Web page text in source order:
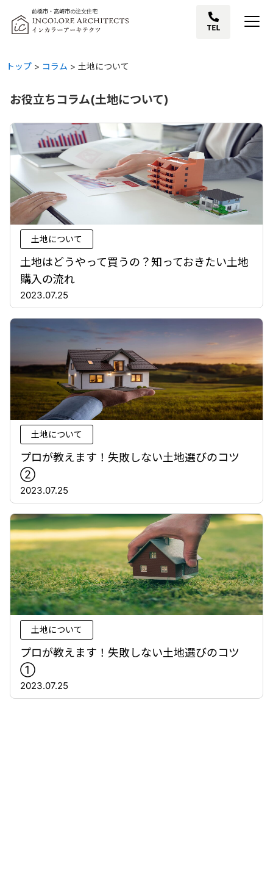
前橋市・高崎市の注文住宅
トップ > コラム > 土地について
お役立ちコラム(土地について)
土地について
土地はどうやって買うの？知っておきたい土地
購入の流れ
2023.07.25
土地について
プロが教えます！失敗しない土地選びのコツ
②
2023.07.25
土地について
プロが教えます！失敗しない土地選びのコツ
①
2023.07.25